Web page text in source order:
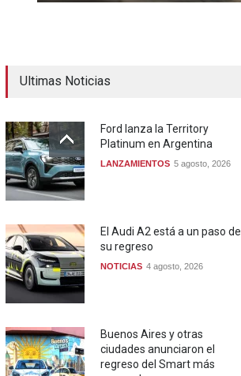
Ultimas Noticias
Ford lanza la Territory
Platinum en Argentina
LANZAMIENTOS 5 agosto, 2026
El Audi A2 está a un paso de
su regreso
NOTICIAS 4 agosto, 2026
Buenos Aires y otras
ciudades anunciaron el
regreso del Smart más